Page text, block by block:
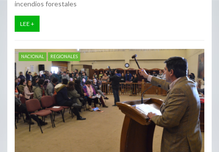
incendios forestales
LEE +
NACIONAL REGIONALES